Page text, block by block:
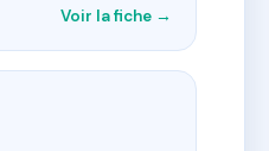
Voir la fiche →